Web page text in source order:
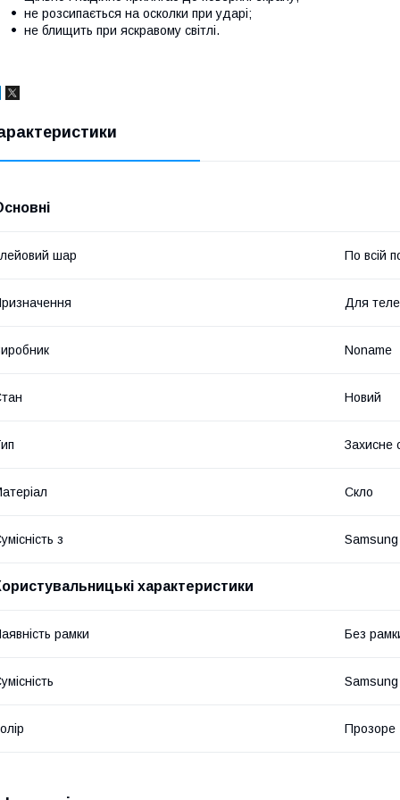
не розсипається на осколки при ударі;
не блищить при яскравому світлі.
шар По всій
Для
Noname
Новий
Захисне
Скло
з Samsung
характеристики
рамки Без
Samsung
Прозоре